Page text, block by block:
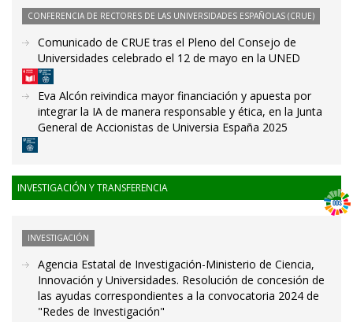
CONFERENCIA DE RECTORES DE LAS UNIVERSIDADES ESPAÑOLAS (CRUE)
Comunicado de CRUE tras el Pleno del Consejo de
Universidades celebrado el 12 de mayo en la UNED
Eva Alcón reivindica mayor financiación y apuesta por
integrar la IA de manera responsable y ética, en la Junta
General de Accionistas de Universia España 2025
INVESTIGACIÓN Y TRANSFERENCIA
INVESTIGACIÓN
Agencia Estatal de Investigación-Ministerio de Ciencia,
Innovación y Universidades. Resolución de concesión de
las ayudas correspondientes a la convocatoria 2024 de
"Redes de Investigación"